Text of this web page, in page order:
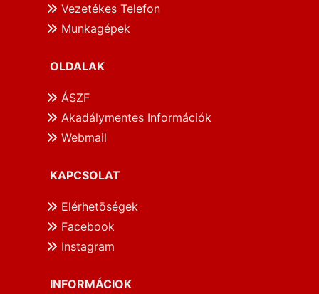
Vezetékes Telefon
Munkagépek
OLDALAK
ÁSZF
Akadálymentes Információk
Webmail
KAPCSOLAT
Elérhetōségek
Facebook
Instagram
INFORMÁCIOK